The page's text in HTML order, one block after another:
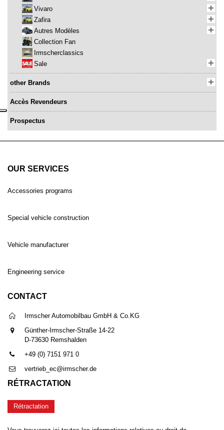
Vivaro
Zafira
Autres Modèles
Collection Fan
Irmscherclassics
Sale
other Brands
Accès Revendeurs
Prospectus
OUR SERVICES
Accessories programs
Special vehicle construction
Vehicle manufacturer
Engineering service
CONTACT
Irmscher Automobilbau GmbH & Co.KG
Günther-Irmscher-Straße 14-22
D-73630 Remshalden
+49 (0) 7151 971 0
vertrieb_ec@irmscher.de
RÉTRACTATION
Rétractation